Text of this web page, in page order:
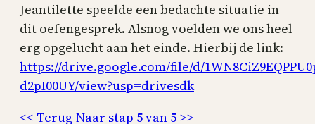
Jeantilette speelde een bedachte situatie in
dit oefengesprek. Alsnog voelden we ons heel
erg opgelucht aan het einde. Hierbij de link:
https://drive.google.com/file/d/
d2pI00UY/view?usp=drivesdk
<< Terug Naar stap 5 van 5 >>